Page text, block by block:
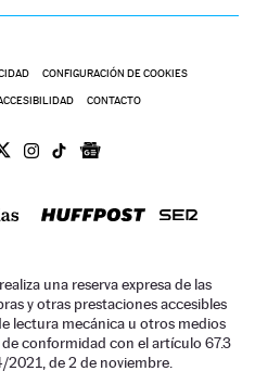
CONFIGURACIÓN DE COOKIES
CONTACTO
realiza una reserva expresa de las
y otras prestaciones accesibles
lectura mecánica u otros medios
conformidad con el artículo 67.3
2021, de 2 de noviembre.